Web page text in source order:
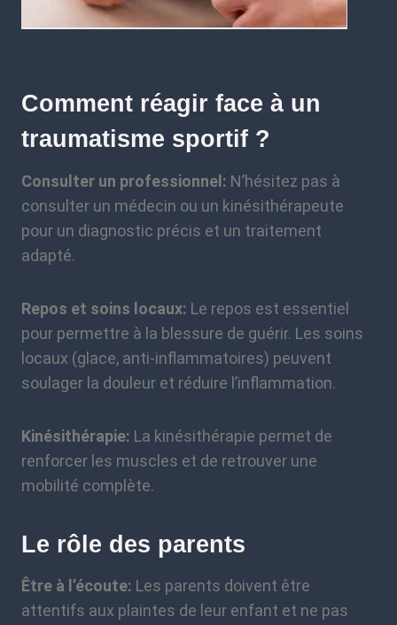
Comment réagir face à un
traumatisme sportif ?
Consulter un professionnel: N’hésitez pas à
consulter un médecin ou un kinésithérapeute
pour un diagnostic précis et un traitement
adapté.
Repos et soins locaux: Le repos est essentiel
pour permettre à la blessure de guérir. Les soins
locaux (glace, anti-inflammatoires) peuvent
soulager la douleur et réduire l’inflammation.
Kinésithérapie: La kinésithérapie permet de
renforcer les muscles et de retrouver une
mobilité complète.
Le rôle des parents
Être à l’écoute: Les parents doivent être
attentifs aux plaintes de leur enfant et ne pas